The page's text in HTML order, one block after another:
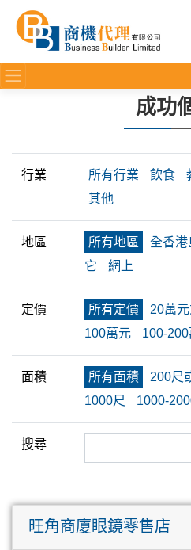
成功
行業 所有行業 飲食
其他
地區 所有地區 全香港
它
網上
定價 所有定價 20萬
100萬元
100-
面積 所有面積 200尺
1000尺
1000-
搜尋
旺角商廈眼鏡零售店